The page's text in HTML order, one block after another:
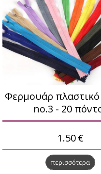
Φερμουάρ
no.3 - 20
1.50 €
περισσότερα